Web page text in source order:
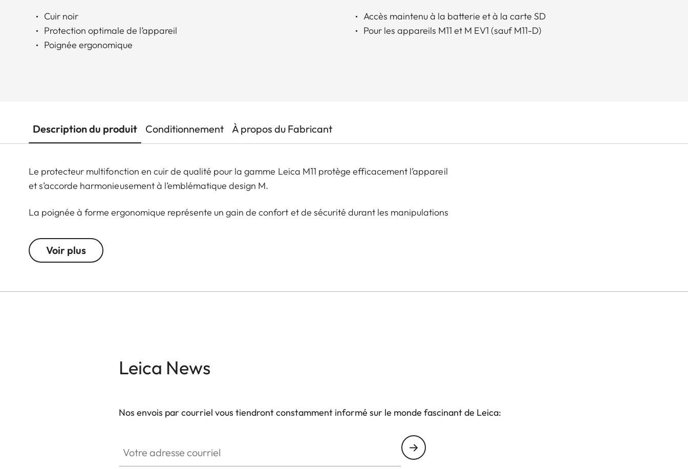
Cuir noir
Protection optimale de l’appareil
Poignée ergonomique
Accès maintenu à la batterie et à la carte SD
Pour les appareils M11 et M EV1 (sauf M11-D)
Description du produit Conditionnement À propos du Fabricant
Le protecteur multifonction en cuir de qualité pour la gamme Leica M11 protège efficacement l’appareil
et s’accorde harmonieusement à l’emblématique design M.
La poignée à forme ergonomique représente un gain de confort et de sécurité durant les manipulations
option pour augmenter encore la stabilité et la maîtrise durant la prise de vue.
Voir plus
Leica News
Nos envois par courriel vous tiendront constamment informé sur le monde fascinant de Leica: